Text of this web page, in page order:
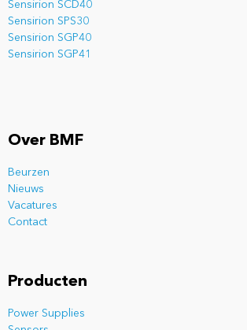
Sensirion SCD40
Sensirion SPS30
Sensirion SGP40
Sensirion SGP41
Over BMF
Beurzen
Nieuws
Vacatures
Contact
Producten
Power Supplies